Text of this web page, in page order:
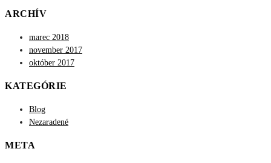
ARCHÍV
marec 2018
november 2017
október 2017
KATEGÓRIE
Blog
Nezaradené
META